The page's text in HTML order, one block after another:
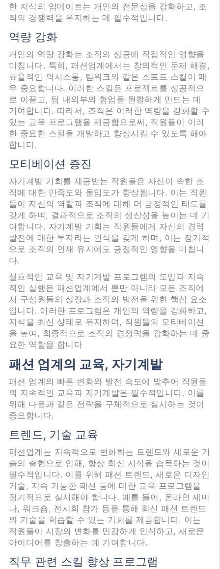
한 지식의 업데이트는 개인의 전문성을 강화하고, 조
직의 경쟁력을 유지하는 데 필수적입니다.
역량 강화
개인의 역량 강화는 조직의 성공에 직접적인 영향을
미칩니다. 특히, 패션업계에서는 창의적인 문제 해결,
효율적인 의사소통, 팀워크와 같은 소프트 스킬이 매
우 중요합니다. 이러한 스킬은 프로젝트를 성공적으
로 이끌고, 팀 내외부의 협업을 원활하게 만드는 데
기여합니다. 따라서, 조직은 이러한 역량을 강화할 수
있는 교육 프로그램을 제공함으로써, 직원들이 이러
한 중요한 스킬을 개발하고 향상시킬 수 있도록 해야
합니다.
모티베이션 증진
자기계발 기회를 제공받는 직원들은 자신이 속한 조
직에 대한 만족도와 몰입도가 향상됩니다. 이는 직원
들이 자신의 역할과 조직에 대해 더 긍정적인 태도를
갖게 하며, 결과적으로 조직의 생산성을 높이는 데 기
여합니다. 자기계발 기회는 직원들에게 자신의 경력
발전에 대한 투자라는 인식을 갖게 하며, 이는 장기적
으로 조직의 인재 유지에도 긍정적인 영향을 미칩니
다.
실효적인 교육 및 자기계발 프로그램의 도입과 지속
적인 실행은 패션업계에서 뿐만 아니라 모든 조직에
서 구성원들의 성장과 조직의 발전을 위한 핵심 요소
입니다. 이러한 프로그램은 개인의 역량을 강화하고,
지식을 최신 상태로 유지하며, 직원들의 모티베이션
을 높여, 최종적으로 조직의 경쟁력을 강화하는 데 중
요한 역할을 합니다
패션 업계의 교육, 자기계발
패션 업계의 빠른 변화와 발전 속도에 맞추어 직원들
의 지속적인 교육과 자기계발은 필수적입니다. 이를
위해 다음과 같은 전략을 구체적으로 실시하는 것이
중요합니다.
트렌드, 기술 교육
패션업계는 지속적으로 변화하는 트렌드와 새로운 기
술의 출현으로 인해, 항상 최신 지식을 습득하는 것이
필수적입니다. 이를 위해 패션 트렌드, 새로운 디자인
기술, 지속 가능한 패션 등에 대한 교육 프로그램을
정기적으로 실시해야 합니다. 예를 들어, 온라인 세미
나, 워크숍, 전시회 참가 등을 통해 최신 패션 트렌드
와 기술을 학습할 수 있는 기회를 제공합니다. 이는
직원들이 시장의 변화를 민감하게 인식하고, 새로운
아이디어를 창출하는 데 기여합니다.
직무 관련 스킬 향상 프로그램